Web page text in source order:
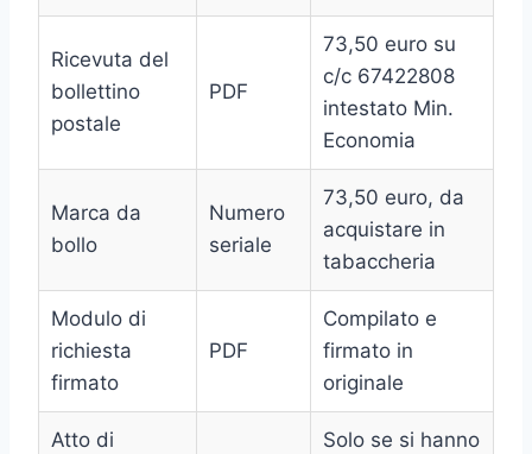
Ricevuta del
bollettino
postale
PDF
73,50 euro su
c/c 67422808
intestato Min.
Economia
Marca da
bollo
Numero
seriale
73,50 euro, da
acquistare in
tabaccheria
Modulo di
richiesta
firmato
PDF
Compilato e
firmato in
originale
Atto di Solo se si hanno